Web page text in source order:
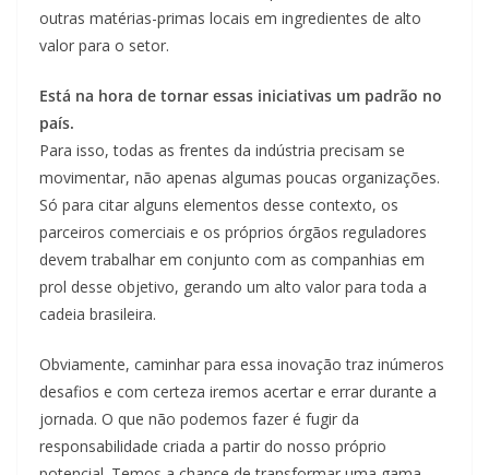
outras matérias-primas locais em ingredientes de alto
valor para o setor.
Está na hora de tornar essas iniciativas um padrão no
país.
Para isso, todas as frentes da indústria precisam se
movimentar, não apenas algumas poucas organizações.
Só para citar alguns elementos desse contexto, os
parceiros comerciais e os próprios órgãos reguladores
devem trabalhar em conjunto com as companhias em
prol desse objetivo, gerando um alto valor para toda a
cadeia brasileira.
Obviamente, caminhar para essa inovação traz inúmeros
desafios e com certeza iremos acertar e errar durante a
jornada. O que não podemos fazer é fugir da
responsabilidade criada a partir do nosso próprio